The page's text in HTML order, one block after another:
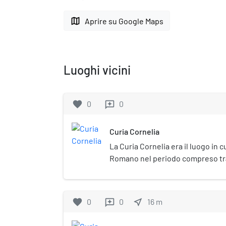
map Aprire su Google Maps
Luoghi vicini
favorite 0 reviews 0
Curia Cornelia
La Curia Cornelia era il luogo in
Romano nel periodo compreso
costruzione occupò gran parte
una posizione di centralità nella
favorite 0 reviews 0 near_me 16 m